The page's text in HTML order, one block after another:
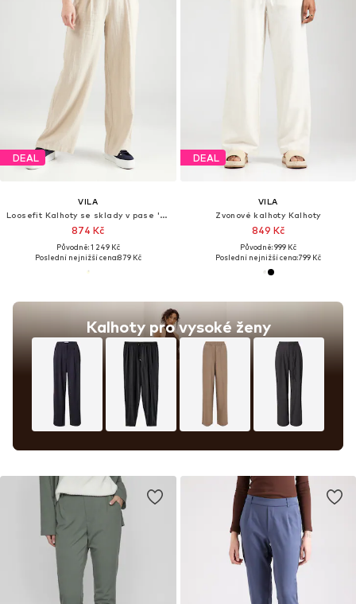
DEAL
VILA
Loosefit Kalhoty se sklady v pase 'VIJolanda'
874 Kč
Původně: 1 249 Kč
Poslední nejnižší cena:879 Kč
Kalhoty pro vysoké ženy
DEAL
VILA
Zvonové kalhoty Kalhoty
849 Kč
Původně: 999 Kč
Poslední nejnižší cena:799 Kč